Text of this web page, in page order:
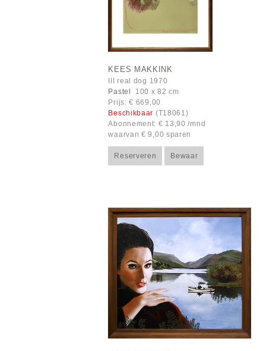
KEES MAKKINK
III real dog 1970
Pastel
100 x 82 cm
Prijs: € 669,00
Beschikbaar (T18061)
Abonnement: € 13,90 /mnd
waarvan € 9,00 sparen
Reserveren Bewaar